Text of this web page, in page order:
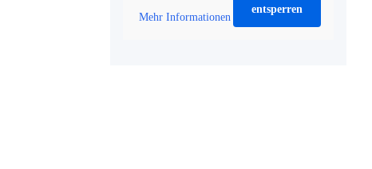
Mehr Informationen
entsperren